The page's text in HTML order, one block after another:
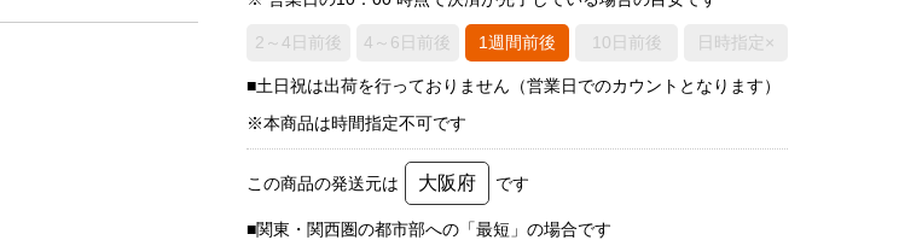
2～4日前後 4～6日前後 1週間前後 10日前後 日時指定×
■土日祝は出荷を行っておりません（営業日でのカウントとなります）
※本商品は時間指定不可です
この商品の発送元は 大阪府 です
■関東・関西圏の都市部への「最短」の場合です